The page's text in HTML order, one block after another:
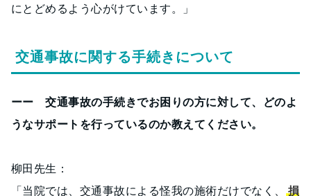
にとどめるよう心がけています。」
交通事故に関する手続きについて
ーー 交通事故の手続きでお困りの方に対して、どのよ
うなサポートを行っているのか教えてください。
柳田先生：
「当院では、交通事故による怪我の施術だけでなく、
損